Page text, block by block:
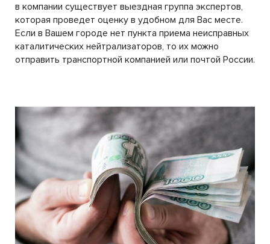
в компании существует выездная группа экспертов,
которая проведет оценку в удобном для Вас месте.
Если в Вашем городе нет пункта приема неисправных
каталитических нейтрализаторов, то их можно
отправить транспортной компанией или почтой России.